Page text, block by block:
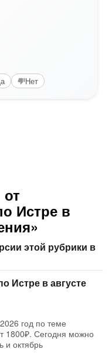
Нет
Истре в
этой рубрики в
Истре в августе
год по теме
1800₽. Сегодня можно
и октябрь